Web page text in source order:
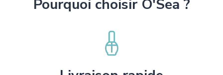
Pourquoi choisir O'Sea ?